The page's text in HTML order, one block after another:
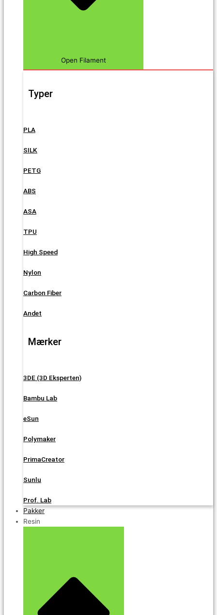
Open Filament
Typer
PLA
SILK
PETG
ABS
ASA
TPU
High Speed
Nylon
Carbon Fiber
Andet
Mærker
3DE (3D Eksperten)
Bambu Lab
eSun
Polymaker
PrimaCreator
Sunlu
Prof. Lab
Pakker
Resin